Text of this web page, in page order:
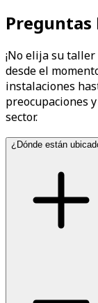
Preguntas
¡No elija su
desde el
instalaciones
preocupaciones
sector.
¿Dónde están